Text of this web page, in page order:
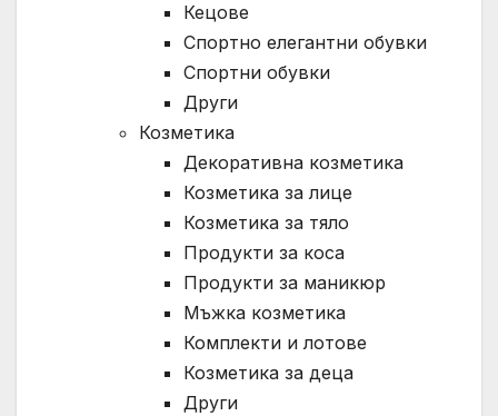
Кецове
Спортно елегантни обувки
Спортни обувки
Други
Козметика
Декоративна козметика
Козметика за лице
Козметика за тяло
Продукти за коса
Продукти за маникюр
Мъжка козметика
Комплекти и лотове
Козметика за деца
Други